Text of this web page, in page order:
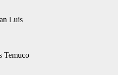
Luis
Temuco